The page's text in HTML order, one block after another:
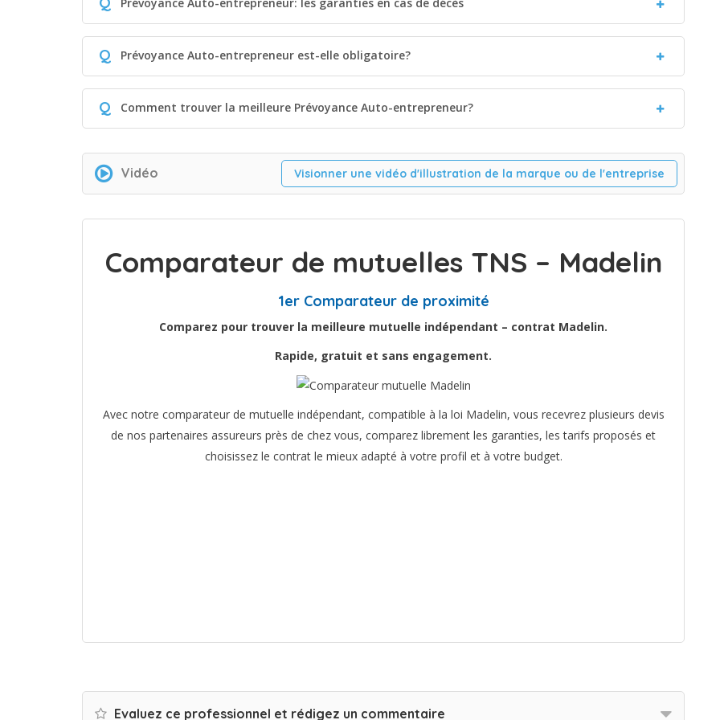
Q Prévoyance Auto-entrepreneur est-elle obligatoire?
Q Comment trouver la meilleure Prévoyance Auto-entrepreneur?
Vidéo Visionner une vidéo d'illustration de la marque ou de l'entreprise
Comparateur de mutuelles TNS – Madelin
1er Comparateur de proximité
Comparez pour trouver la meilleure mutuelle indépendant – contrat Madelin.
Rapide, gratuit et sans engagement.
Avec notre comparateur de mutuelle indépendant, compatible à la loi Madelin, vous recevrez plusieurs devis
de nos partenaires assureurs près de chez vous, comparez librement les garanties, les tarifs proposés et
choisissez le contrat le mieux adapté à votre profil et à votre budget.
Evaluez ce professionnel et rédigez un commentaire